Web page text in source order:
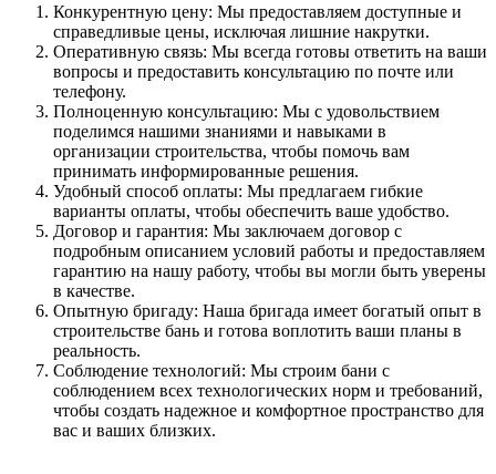
Конкурентную цену: Мы предоставляем доступные и
справедливые цены, исключая лишние накрутки.
Оперативную связь: Мы всегда готовы ответить на ваши
вопросы и предоставить консультацию по почте или
телефону.
Полноценную консультацию: Мы с удовольствием
поделимся нашими знаниями и навыками в
организации строительства, чтобы помочь вам
принимать информированные решения.
Удобный способ оплаты: Мы предлагаем гибкие
варианты оплаты, чтобы обеспечить ваше удобство.
Договор и гарантия: Мы заключаем договор с
подробным описанием условий работы и предоставляем
гарантию на нашу работу, чтобы вы могли быть уверены
в качестве.
Опытную бригаду: Наша бригада имеет богатый опыт в
строительстве бань и готова воплотить ваши планы в
реальность.
Соблюдение технологий: Мы строим бани с
соблюдением всех технологических норм и требований,
чтобы создать надежное и комфортное пространство для
вас и ваших близких.